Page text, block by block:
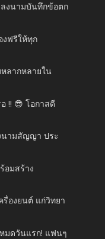
ลงนามบันทึกข้อตก
ฟรีให้ทุก
ลากหลายใน
!! 😎 โอกาสดี
นามสัญญา ประ
อมสร้าง
องยนต์ แก่วิทยา
มดวันแรก! แฟนๆ